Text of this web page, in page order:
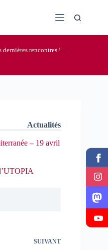
rencontres !
Actualités
– 19 avril
SUIVANT